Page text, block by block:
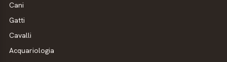
Cani
Gatti
Cavalli
Acquariologia